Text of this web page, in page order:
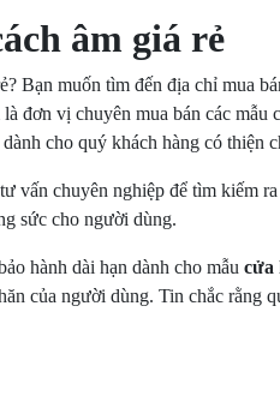
âm giá rẻ
Bạn muốn tìm đến địa chỉ mua
đơn vị chuyên mua bán các mẫu
cho quý khách hàng có thiện
vấn chuyên nghiệp để tìm kiếm
sức cho người dùng.
hành dài hạn dành cho mẫu cửa
của người dùng. Tin chắc rằng